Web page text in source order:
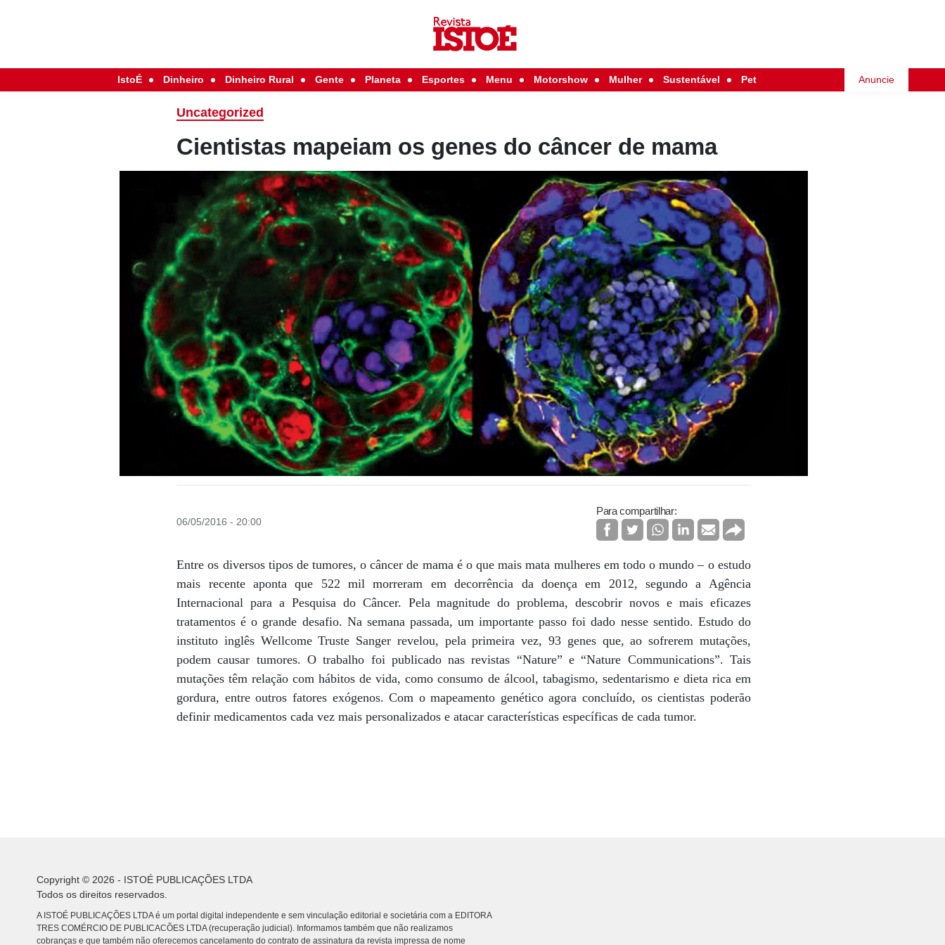
IstoÉ Dinheiro Dinheiro Rural Gente Planeta Esportes Menu Motorshow Mulher Sustentável Pet Anuncie
Uncategorized
Cientistas mapeiam os genes do câncer de mama
06/05/2016 - 20:00
Para compartilhar:
Entre os diversos tipos de tumores, o câncer de mama é o que mais mata mulheres em todo o mundo – o estudo
mais recente aponta que 522 mil morreram em decorrência da doença em 2012, segundo a Agência
Internacional para a Pesquisa do Câncer. Pela magnitude do problema, descobrir novos e mais eficazes
tratamentos é o grande desafio. Na semana passada, um importante passo foi dado nesse sentido. Estudo do
instituto inglês Wellcome Truste Sanger revelou, pela primeira vez, 93 genes que, ao sofrerem mutações,
podem causar tumores. O trabalho foi publicado nas revistas “Nature” e “Nature Communications”. Tais
mutações têm relação com hábitos de vida, como consumo de álcool, tabagismo, sedentarismo e dieta rica em
gordura, entre outros fatores exógenos. Com o mapeamento genético agora concluído, os cientistas poderão
definir medicamentos cada vez mais personalizados e atacar características específicas de cada tumor.
Copyright © 2026 - ISTOÉ PUBLICAÇÕES LTDA
Todos os direitos reservados.
A ISTOÉ PUBLICAÇÕES LTDA é um portal digital independente e sem vinculação editorial e societária com a EDITORA
TRES COMÉRCIO DE PUBLICACÕES LTDA (recuperação judicial). Informamos também que não realizamos
cobranças e que também não oferecemos cancelamento do contrato de assinatura da revista impressa de nome